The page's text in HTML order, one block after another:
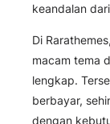
keandalan
Di
macam tema
lengkap.
berbayar,
dengan